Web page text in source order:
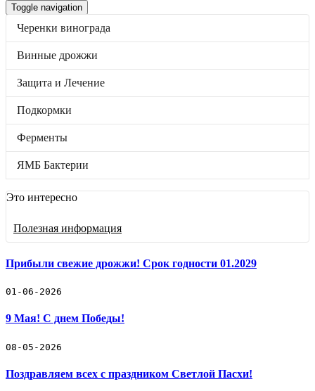
Toggle navigation
Каталог
Винные дрожжи
Защита и Лечение
Подкормки
Ферменты
Бренды
Отложенные товары
Черенки винограда
Винные дрожжи
Защита и Лечение
Подкормки
Ферменты
ЯМБ Бактерии
🛒 Как купить
🚚 Доставка и оплата
☎️ Контакты
p
Черенки винограда
Винные дрожжи
Защита и Лечение
Подкормки
Ферменты
ЯМБ Бактерии
Это интересно
Полезная информация
Прибыли свежие дрожжи! Срок годности 01.2029
01-06-2026
9 Мая! С днем Победы!
08-05-2026
Поздравляем всех с праздником Светлой Пасхи!